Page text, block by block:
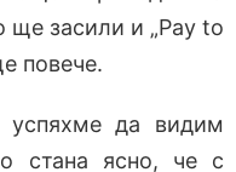
ще засили и „Pay to
повече.
успяхме да видим
стана ясно, че с